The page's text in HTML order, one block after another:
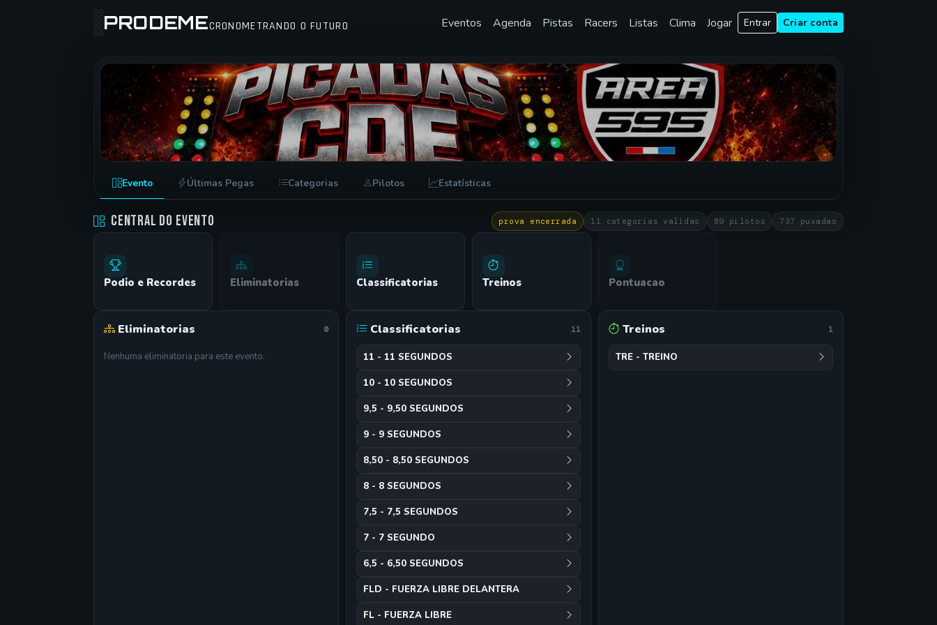
PRODEMECRONOMETRANDO O FUTURO Eventos Agenda Pistas Racers Listas Clima Jogar Entrar Criar conta
AREA 595 PY • PICADAS CDE 2026
Evento Últimas Pegas Categorias Pilotos Estatísticas
Central do Evento prova encerrada 11 categorias validas 89 pilotos 737 puxadas
Podio e Recordes Eliminatorias Classificatorias Treinos Pontuacao
Eliminatorias 0
Nenhuma eliminatoria para este evento.
Classificatorias 11
11 - 11 SEGUNDOS
10 - 10 SEGUNDOS
9,5 - 9,50 SEGUNDOS
9 - 9 SEGUNDOS
8,50 - 8,50 SEGUNDOS
8 - 8 SEGUNDOS
7,5 - 7,5 SEGUNDOS
7 - 7 SEGUNDO
6,5 - 6,50 SEGUNDOS
FLD - FUERZA LIBRE DELANTERA
FL - FUERZA LIBRE
Treinos 1
TRE - TREINO